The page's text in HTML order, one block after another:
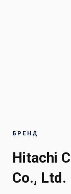
БРЕНД
Hitachi
Co., Ltd.